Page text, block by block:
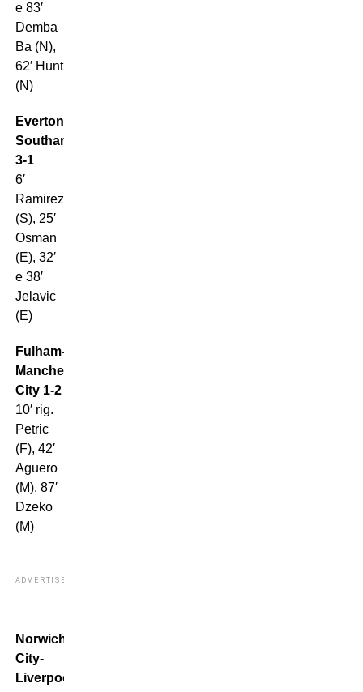
e 83′
Demba
Ba (N),
62′ Hunt
(N)
Everton-
Southampton
3-1
6′
Ramirez
(S), 25′
Osman
(E), 32′
e 38′
Jelavic
(E)
Fulham-
Manchester
City 1-2
10′ rig.
Petric
(F), 42′
Aguero
(M), 87′
Dzeko
(M)
ADVERTISEMENT
Norwich
City-
Liverpool